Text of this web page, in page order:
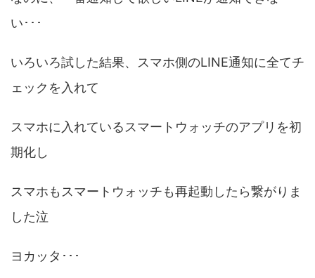
い･･･
いろいろ試した結果、スマホ側のLINE通知に全てチ
ェックを入れて
スマホに入れているスマートウォッチのアプリを初
期化し
スマホもスマートウォッチも再起動したら繋がりま
した泣
ヨカッタ･･･